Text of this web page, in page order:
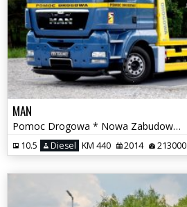
MAN
Pomoc Drogowa * Nowa Zabudowa * Podnoszona/Skrętna Oś *
10.5 Diesel KM 440 2014 213000